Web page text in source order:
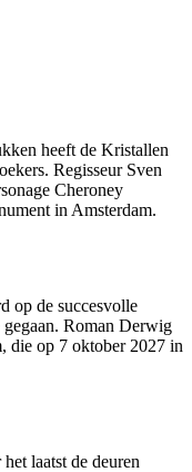
heeft de Kristallen
Regisseur Sven
Cheroney
in Amsterdam.
op de succesvolle
Roman Derwig
die op 7 oktober 2027 in
laatst de deuren